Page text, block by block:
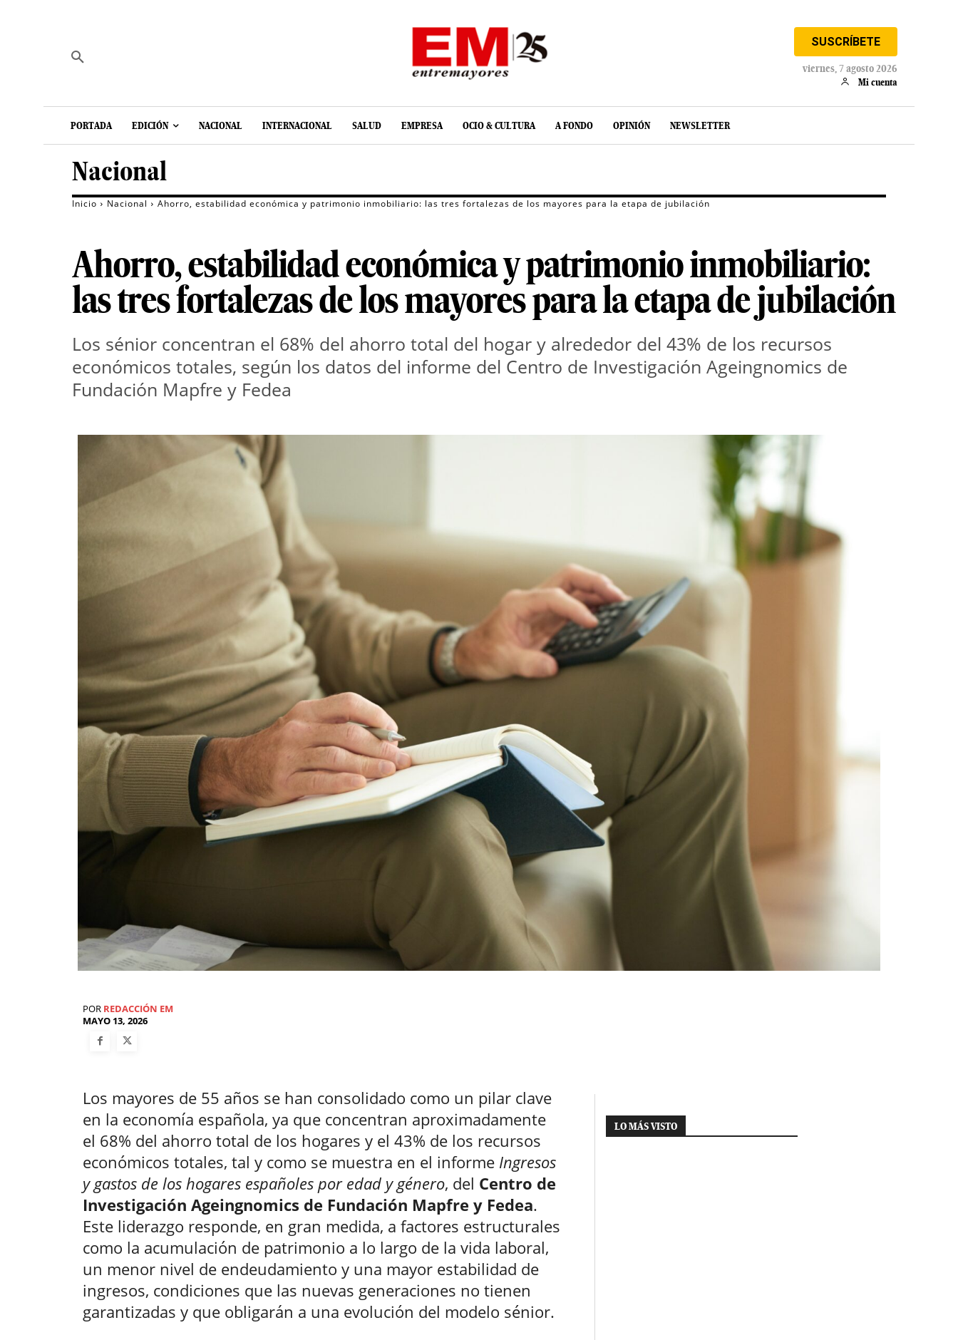
SUSCRÍBETE
viernes, 7 agosto 2026
Mi cuenta
PORTADA EDICIÓN NACIONAL INTERNACIONAL SALUD EMPRESA OCIO & CULTURA A FONDO OPINIÓN NEWSLETTER
Nacional
Inicio Nacional Ahorro, estabilidad económica y patrimonio inmobiliario: las tres fortalezas de los mayores para la etapa de jubilación
Ahorro, estabilidad económica y patrimonio inmobiliario:
las tres fortalezas de los mayores para la etapa de jubilación
Los sénior concentran el 68% del ahorro total del hogar y alrededor del 43% de los recursos
económicos totales, según los datos del informe del Centro de Investigación Ageingnomics de
Fundación Mapfre y Fedea
POR REDACCIÓN EM
MAYO 13, 2026
Los mayores de 55 años se han consolidado como un pilar clave
en la economía española, ya que concentran aproximadamente
el 68% del ahorro total de los hogares y el 43% de los recursos
económicos totales, tal y como se muestra en el informe Ingresos
y gastos de los hogares españoles por edad y género, del Centro de
Investigación Ageingnomics de Fundación Mapfre y Fedea.
Este liderazgo responde, en gran medida, a factores estructurales
como la acumulación de patrimonio a lo largo de la vida laboral,
un menor nivel de endeudamiento y una mayor estabilidad de
ingresos, condiciones que las nuevas generaciones no tienen
garantizadas y que obligarán a una evolución del modelo sénior.
LO MÁS VISTO